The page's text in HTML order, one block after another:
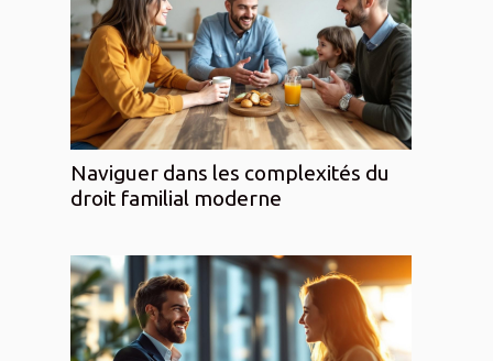
Naviguer dans les complexités du
droit familial moderne